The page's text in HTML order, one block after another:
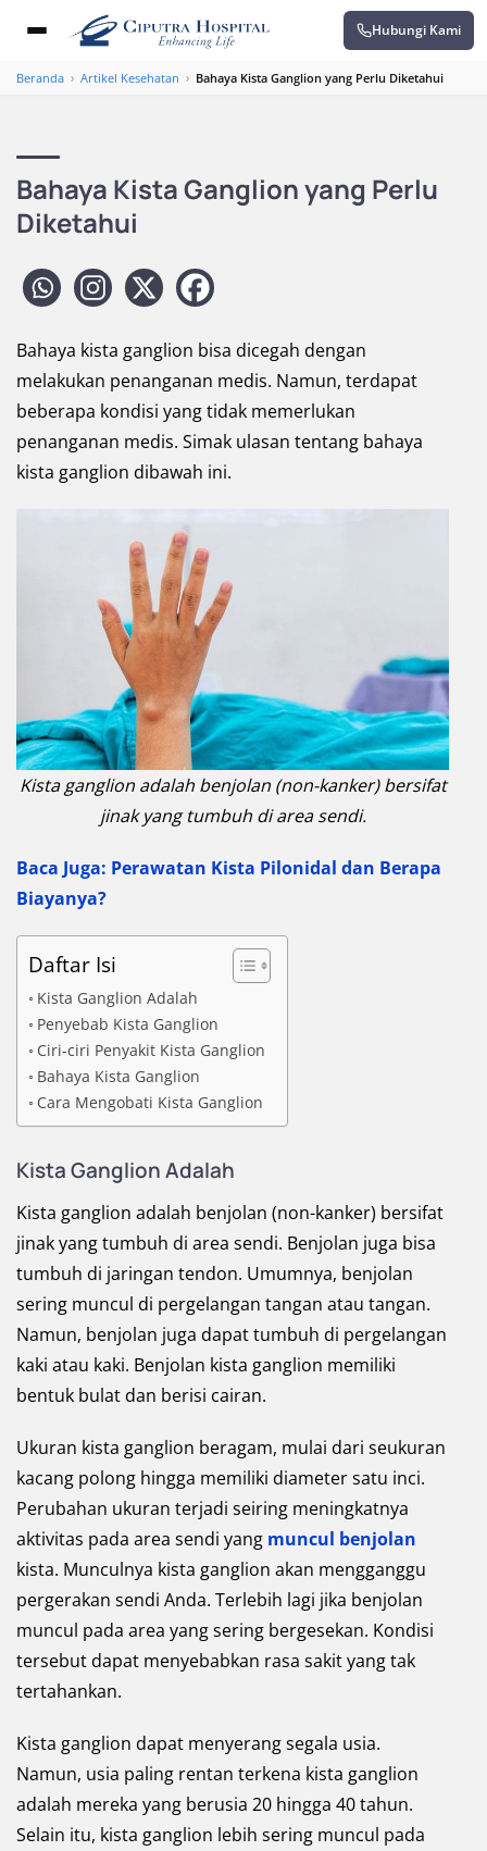
Hubungi Kami
Beranda › Artikel Kesehatan › Bahaya Kista Ganglion yang Perlu Diketahui
Bahaya Kista Ganglion yang Perlu
Diketahui
Bahaya kista ganglion bisa dicegah dengan
melakukan penanganan medis. Namun, terdapat
beberapa kondisi yang tidak memerlukan
penanganan medis. Simak ulasan tentang bahaya
kista ganglion dibawah ini.
Kista ganglion adalah benjolan (non-kanker) bersifat
jinak yang tumbuh di area sendi.
Baca Juga: Perawatan Kista Pilonidal dan Berapa
Biayanya?
Daftar Isi
Kista Ganglion Adalah
Penyebab Kista Ganglion
Ciri-ciri Penyakit Kista Ganglion
Bahaya Kista Ganglion
Cara Mengobati Kista Ganglion
Kista Ganglion Adalah
Kista ganglion adalah benjolan (non-kanker) bersifat
jinak yang tumbuh di area sendi. Benjolan juga bisa
tumbuh di jaringan tendon. Umumnya, benjolan
sering muncul di pergelangan tangan atau tangan.
Namun, benjolan juga dapat tumbuh di pergelangan
kaki atau kaki. Benjolan kista ganglion memiliki
bentuk bulat dan berisi cairan.
Ukuran kista ganglion beragam, mulai dari seukuran
kacang polong hingga memiliki diameter satu inci.
Perubahan ukuran terjadi seiring meningkatnya
aktivitas pada area sendi yang muncul benjolan
kista. Munculnya kista ganglion akan mengganggu
pergerakan sendi Anda. Terlebih lagi jika benjolan
muncul pada area yang sering bergesekan. Kondisi
tersebut dapat menyebabkan rasa sakit yang tak
tertahankan.
Kista ganglion dapat menyerang segala usia.
Namun, usia paling rentan terkena kista ganglion
adalah mereka yang berusia 20 hingga 40 tahun.
Selain itu, kista ganglion lebih sering muncul pada